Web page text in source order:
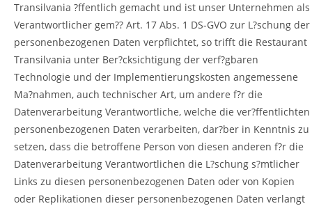
Transilvania ?ffentlich gemacht und ist unser Unternehmen als
Verantwortlicher gem?? Art. 17 Abs. 1 DS-GVO zur L?schung der
personenbezogenen Daten verpflichtet, so trifft die Restaurant
Transilvania unter Ber?cksichtigung der verf?gbaren
Technologie und der Implementierungskosten angemessene
Ma?nahmen, auch technischer Art, um andere f?r die
Datenverarbeitung Verantwortliche, welche die ver?ffentlichten
personenbezogenen Daten verarbeiten, dar?ber in Kenntnis zu
setzen, dass die betroffene Person von diesen anderen f?r die
Datenverarbeitung Verantwortlichen die L?schung s?mtlicher
Links zu diesen personenbezogenen Daten oder von Kopien
oder Replikationen dieser personenbezogenen Daten verlangt